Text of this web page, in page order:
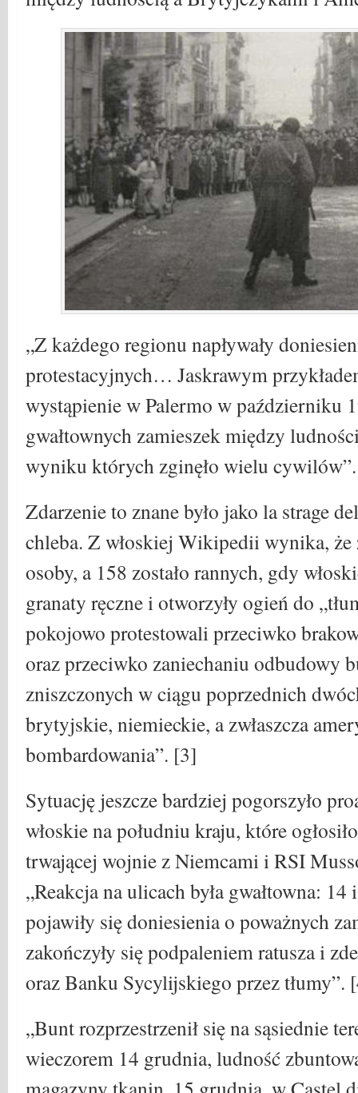
„Z każdego regionu napływały
protestacyjnych… Jaskrawym
wystąpienie w Palermo w październiku
gwałtownych zamieszek między
wyniku których zginęło wielu
Zdarzenie to znane było jako la strage
chleba. Z włoskiej Wikipedii wynika, że
osoby, a 158 zostało rannych, gdy
granaty ręczne i otworzyły ogień do
pokojowo protestowali przeciwko
oraz przeciwko zaniechaniu odbudowy
zniszczonych w ciągu poprzednich
brytyjskie, niemieckie, a zwłaszcza
bombardowania”. [3]
Sytuację jeszcze bardziej pogorszyło
włoskie na południu kraju, które
trwającej wojnie z Niemcami i RSI
„Reakcja na ulicach była gwałtowna:
pojawiły się doniesienia o poważnych
zakończyły się podpaleniem ratusza i
oraz Banku Sycylijskiego przez tłumy”.
„Bunt rozprzestrzenił się na sąsiednie
wieczorem 14 grudnia, ludność